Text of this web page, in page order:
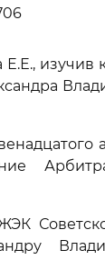
изучив